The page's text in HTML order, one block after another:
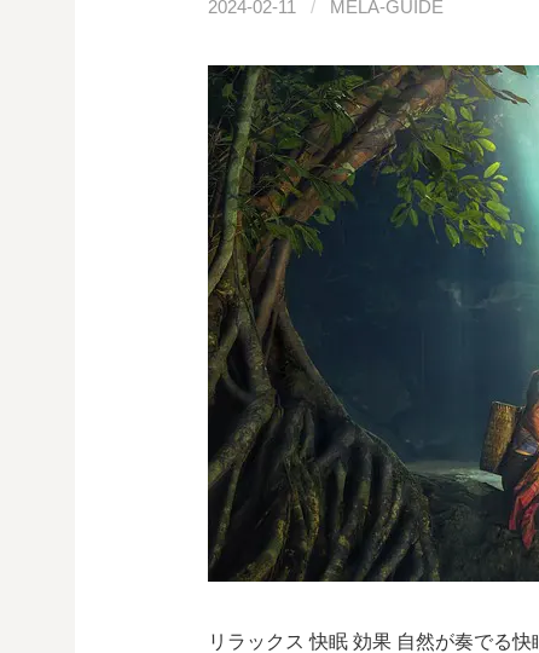
2024-02-11 / MELA-GUIDE
リラックス 快眠 効果 自然が奏でる